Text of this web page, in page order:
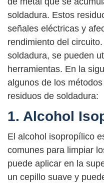
soldadura. Estos
señales eléctricas y
rendimiento del
soldadura, se pueden
herramientas. En la
algunos de los
residuos de soldadura:
1. Alcohol
El alcohol isopropílico
comunes para limpiar
puede aplicar en la
un cepillo suave y